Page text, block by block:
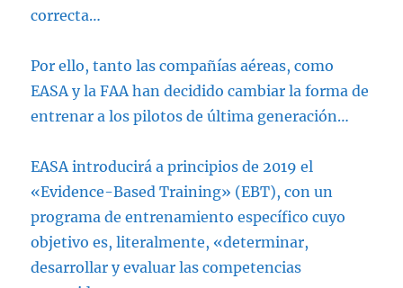
correcta…
Por ello, tanto las compañías aéreas, como
EASA y la FAA han decidido cambiar la forma de
entrenar a los pilotos de última generación…
EASA introducirá a principios de 2019 el
«Evidence-Based Training» (EBT), con un
programa de entrenamiento específico cuyo
objetivo es, literalmente, «determinar,
desarrollar y evaluar las competencias